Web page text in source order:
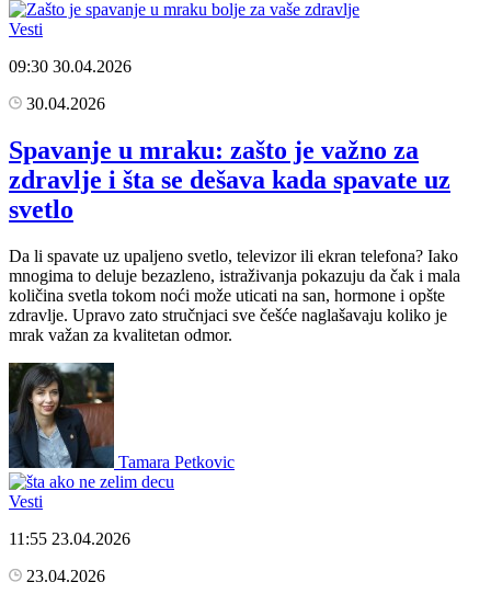
Vesti
09:30 30.04.2026
30.04.2026
Spavanje u mraku: zašto je važno za
zdravlje i šta se dešava kada spavate uz
svetlo
Da li spavate uz upaljeno svetlo, televizor ili ekran telefona? Iako
mnogima to deluje bezazleno, istraživanja pokazuju da čak i mala
količina svetla tokom noći može uticati na san, hormone i opšte
zdravlje. Upravo zato stručnjaci sve češće naglašavaju koliko je
mrak važan za kvalitetan odmor.
Tamara Petkovic
Vesti
11:55 23.04.2026
23.04.2026